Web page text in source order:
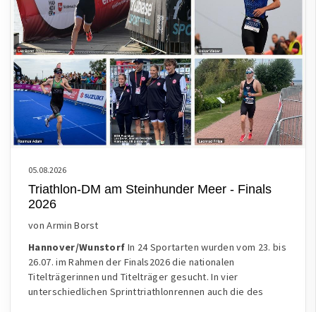
05.08.2026
Triathlon-DM am Steinhunder Meer - Finals
2026
von Armin Borst
Hannover/Wunstorf In 24 Sportarten wurden vom 23. bis
26.07. im Rahmen der Finals2026 die nationalen
Titelträgerinnen und Titelträger gesucht. In vier
unterschiedlichen Sprinttriathlonrennen auch die des